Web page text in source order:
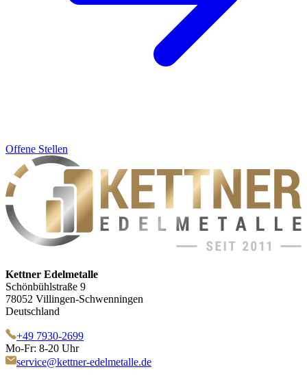
Offene Stellen
Kettner Edelmetalle
Schönbühlstraße 9
78052 Villingen-Schwenningen
Deutschland
+49 7930-2699
Mo-Fr: 8-20 Uhr
service@kettner-edelmetalle.de